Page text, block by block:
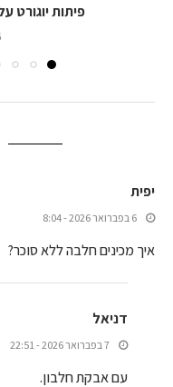
פיתות יוגורט
יפית
6 בפברואר 2026 - 8:04
איך מכינים חלבה ללא סוכר?
דניאל
7 בפברואר 2026 - 22:51
עם אבקת חלבון.